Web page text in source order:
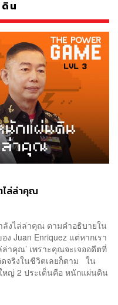
น
ไล่ล่าคุณ
ลังไล่ล่าคุณ ตามคำอธิบายใน
ง Juan Enriquez แต่หากเรา
ล่าคุณ’ เพราะคุณจะเจออดีตที่
ดจริงในชีวิตเลยก็ตาม ใน
หญ่ 2 ประเด็นคือ หนักแผ่นดิน